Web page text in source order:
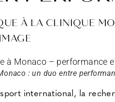
À LA CLINIQUE
: un duo entre
international, la